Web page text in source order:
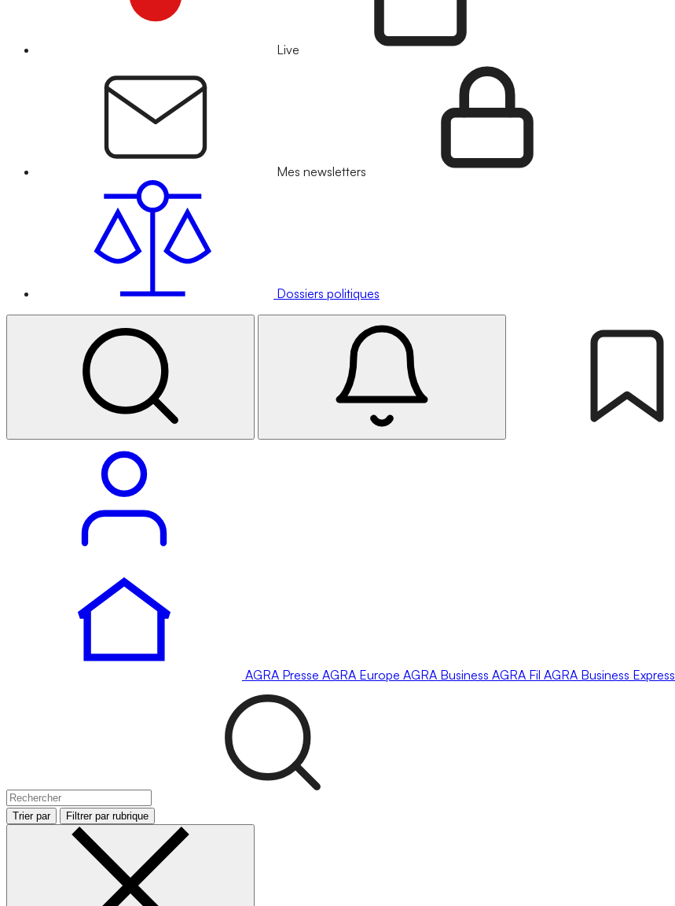
Live
Mes newsletters
Dossiers politiques
AGRA Presse AGRA Europe AGRA Business AGRA Fil AGRA Business Express
Trier par Filtrer par rubrique